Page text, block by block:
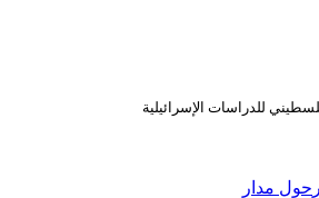
للدراسات الإسرائيلية
حول مدار